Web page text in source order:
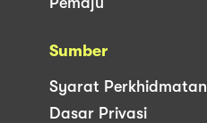
Sumber
Syarat Perkhidmatan
Dasar Privasi